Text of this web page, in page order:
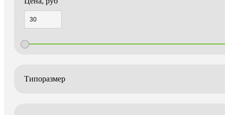
Типоразмер